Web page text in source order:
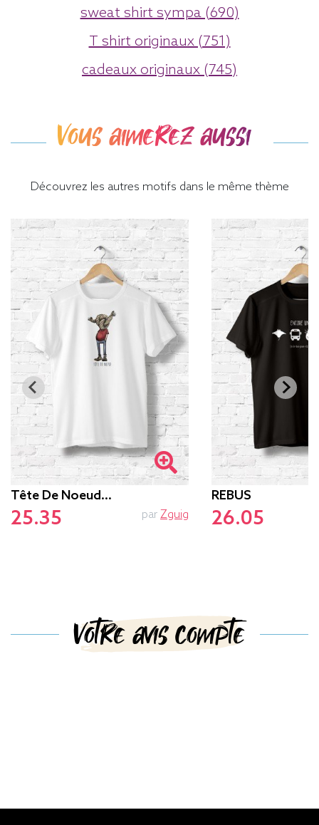
sweat shirt sympa (690)
T shirt originaux (751)
cadeaux originaux (745)
Vous aimerez aussi
Découvrez les autres motifs dans le même thème
Tête De Noeud…
25.35 par Zguig
REBUS
26.05
Votre avis compte